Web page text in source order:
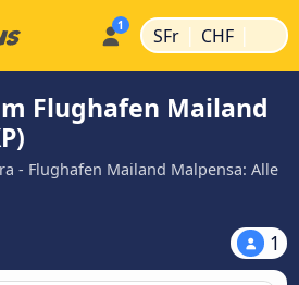
SFr | CHF |
Flughafen Mailand
- Flughafen Mailand Malpensa: Alle
1